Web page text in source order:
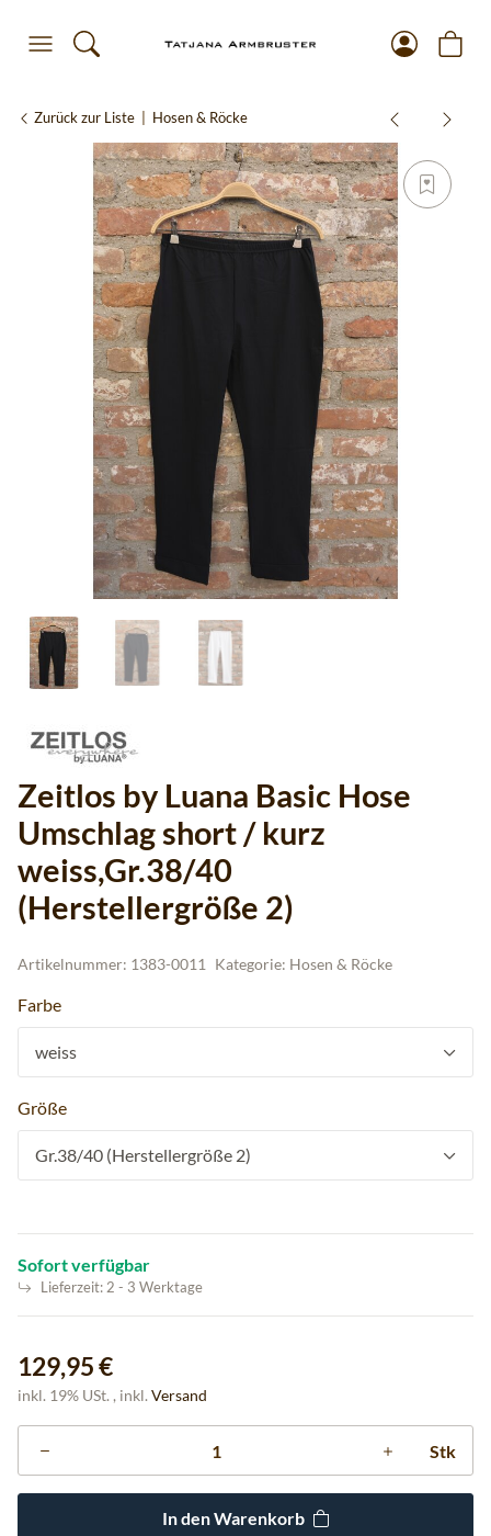
Zurück zur Liste Hosen & Röcke
Zeitlos by Luana Basic Hose
Umschlag short / kurz
weiss,Gr.38/40
(Herstellergröße 2)
Artikelnummer: 1383-0011 Kategorie: Hosen & Röcke
Farbe
weiss
Größe
Gr.38/40 (Herstellergröße 2)
Sofort verfügbar
Lieferzeit: 2 - 3 Werktage
129,95 €
inkl. 19% USt. , inkl. Versand
Stk
In den Warenkorb